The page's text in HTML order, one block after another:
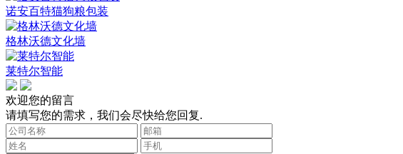
诺安百特猫狗粮包装
格林沃德文化墙
莱特尔智能
欢迎您的留言
请填写您的需求，我们会尽快给您回复.